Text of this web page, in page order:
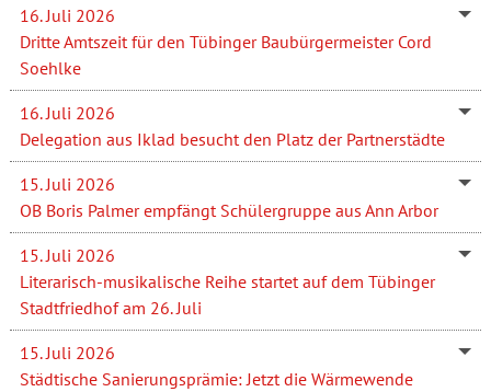
16. Juli 2026
Dritte Amtszeit für den Tübinger Baubürgermeister Cord
Soehlke
16. Juli 2026
Delegation aus Iklad besucht den Platz der Partnerstädte
15. Juli 2026
OB Boris Palmer empfängt Schülergruppe aus Ann Arbor
15. Juli 2026
Literarisch-musikalische Reihe startet auf dem Tübinger
Stadtfriedhof am 26. Juli
15. Juli 2026
Städtische Sanierungsprämie: Jetzt die Wärmewende